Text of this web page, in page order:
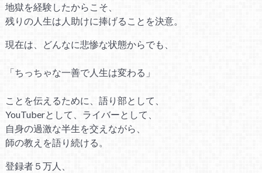
地獄を経験したからこそ、
残りの人生は人助けに捧げることを決意。
現在は、どんなに悲惨な状態からでも、
「ちっちゃな一善で人生は変わる」
ことを伝えるために、語り部として、
YouTuberとして、ライバーとして、
自身の過激な半生を交えながら、
師の教えを語り続ける。
登録者５万人、